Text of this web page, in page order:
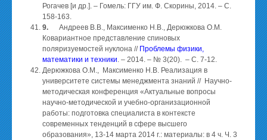
Рогачев [и др.]. – Гомель: ГГУ им. Ф. Скорины, 2014. – C.
158-163.
9. Андреев В.В., Максименко Н.В., Дерюжкова О.М.
Ковариантное представление спиновых
поляризуемостей нуклона // Проблемы физики,
математики и техники. – 2014. – № 3(20). – С. 7-12.
Дерюжкова О.М., Максименко Н.В. Реализация в
университете системы менеджмента знаний // Научно-
методическая конференция «Актуальные вопросы
научно-методической и учебно-организационной
работы: подготовка специалиста в контексте
современных тенденций в сфере высшего
образования», 13-14 марта 2014 г.: материалы: в 4 ч. Ч. 3